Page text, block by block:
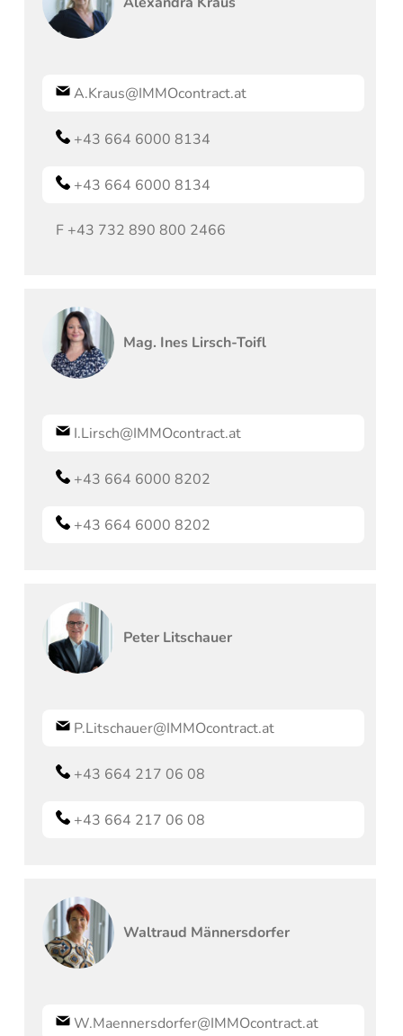
A.Kraus@IMMOcontract.at
+43 664 6000 8134
+43 664 6000 8134
F +43 732 890 800 2466
Mag. Ines Lirsch-Toifl
I.Lirsch@IMMOcontract.at
+43 664 6000 8202
+43 664 6000 8202
Peter Litschauer
P.Litschauer@IMMOcontract.at
+43 664 217 06 08
+43 664 217 06 08
Waltraud Männersdorfer
W.Maennersdorfer@IMMOcontract.at